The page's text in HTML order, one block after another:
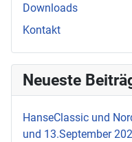
Downloads
Kontakt
Neueste
HanseClassic und
und 13.September